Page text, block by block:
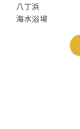
八丁浜
海水浴場